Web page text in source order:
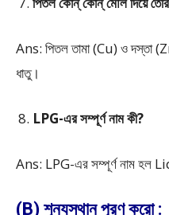
Ans: পিতল তামা (Cu) ও দস্তা
ধাতু।
LPG-এর সম্পূর্ণ নাম কী?
Ans: LPG-এর সম্পূর্ণ নাম
(B) শূন্যস্থান পূরণ করো :